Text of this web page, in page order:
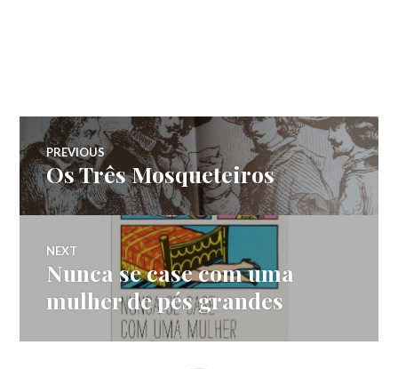
Navegação
de
Post
PREVIOUS
Previous
post:
Os Três Mosqueteiros
NEXT
Next
Nunca se case com uma
mulher de pés grandes